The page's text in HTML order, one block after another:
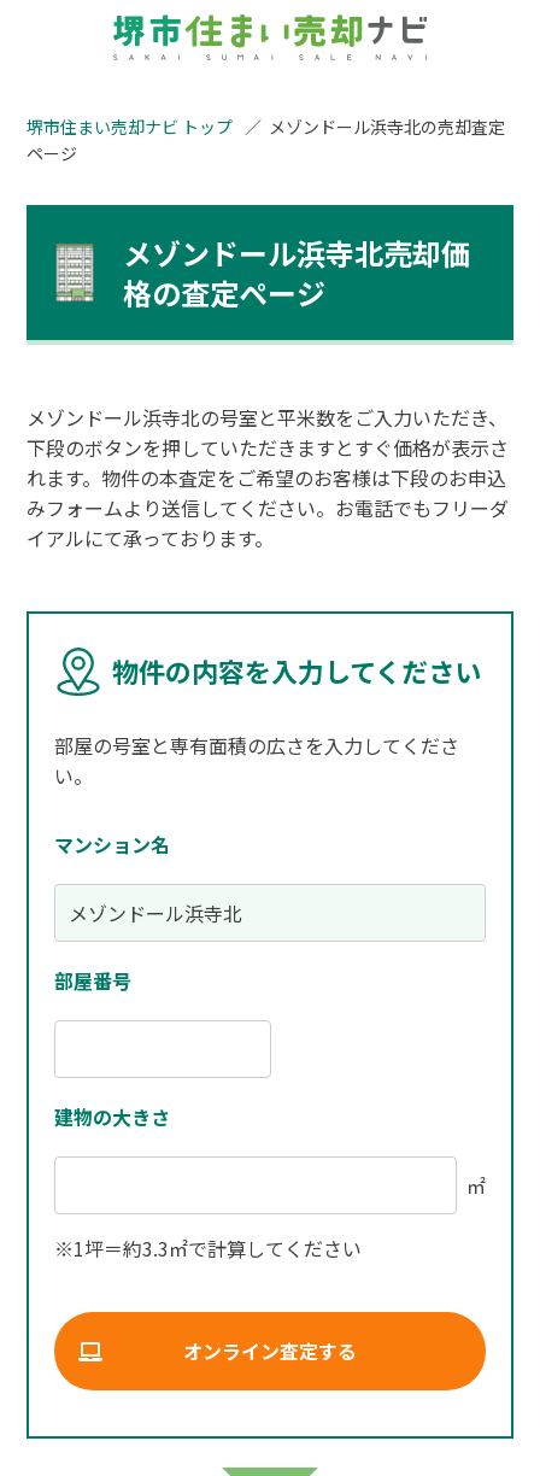
堺市住まい売却ナビ トップ
メゾンドール浜寺北の売却査定
ページ
メゾンドール浜寺北売却価
格の査定ページ
メゾンドール浜寺北の号室と平米数をご入力いただき、
下段のボタンを押していただきますとすぐ価格が表示さ
れます。物件の本査定をご希望のお客様は下段のお申込
みフォームより送信してください。お電話でもフリーダ
イアルにて承っております。
物件の内容を入力してください
部屋の号室と専有面積の広さを入力してくださ
い。
マンション名
部屋番号
建物の大きさ
㎡
※1坪＝約3.3㎡で計算してください
オンライン査定する